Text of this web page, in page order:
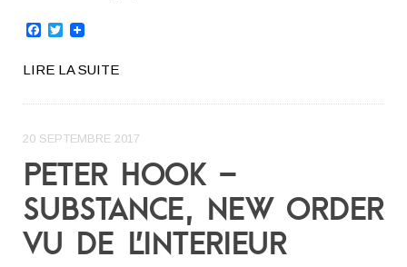
Facebook
Twitter
LIRE LA SUITE
20 SEPTEMBRE 2017
PETER HOOK –
SUBSTANCE, NEW ORDER
VU DE L’INTERIEUR